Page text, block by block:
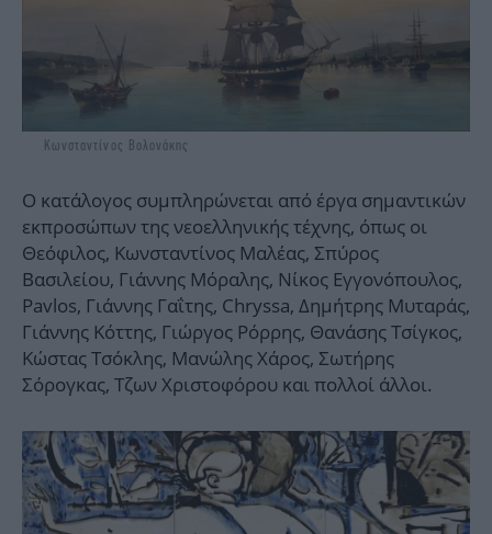
Κωνσταντίνος Βολονάκης
Ο κατάλογος συμπληρώνεται από έργα σημαντικών
εκπροσώπων της νεοελληνικής τέχνης, όπως οι
Θεόφιλος, Κωνσταντίνος Μαλέας, Σπύρος
Βασιλείου, Γιάννης Μόραλης, Νίκος Εγγονόπουλος,
Pavlos, Γιάννης Γαΐτης, Chryssa, Δημήτρης Μυταράς,
Γιάννης Κόττης, Γιώργος Ρόρρης, Θανάσης Τσίγκος,
Κώστας Τσόκλης, Μανώλης Χάρος, Σωτήρης
Σόρογκας, Τζων Χριστοφόρου και πολλοί άλλοι.